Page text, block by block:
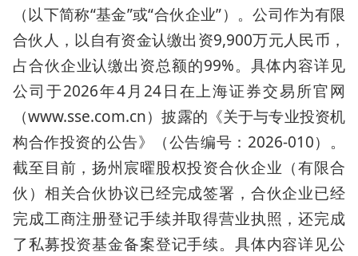
（以下简称“基金”或“合伙企业”）。公司作为有限
合伙人，以自有资金认缴出资9,900万元人民币，
占合伙企业认缴出资总额的99%。具体内容详见
公司于2026年4月24日在上海证券交易所官网
（www.sse.com.cn）披露的《关于与专业投资机
构合作投资的公告》（公告编号：2026-010）。
截至目前，扬州宸曜股权投资合伙企业（有限合
伙）相关合伙协议已经完成签署，合伙企业已经
完成工商注册登记手续并取得营业执照，还完成
了私募投资基金备案登记手续。具体内容详见公